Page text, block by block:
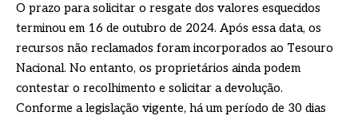
O prazo para solicitar o resgate dos valores esquecidos
terminou em 16 de outubro de 2024. Após essa data, os
recursos não reclamados foram incorporados ao Tesouro
Nacional. No entanto, os proprietários ainda podem
contestar o recolhimento e solicitar a devolução.
Conforme a legislação vigente, há um período de 30 dias